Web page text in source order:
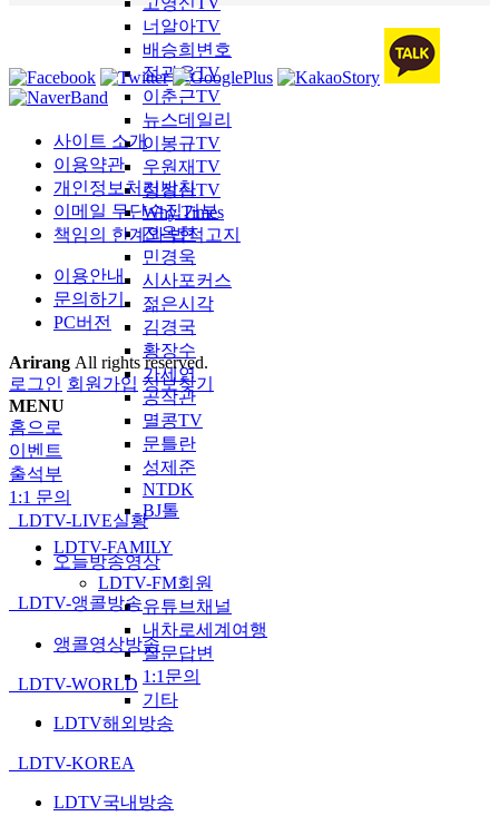
너알아TV
배승희변호
정광용TV
이춘근TV
뉴스데일리
이봉규TV
우원재TV
정성산TV
Why Times
전옥현
민경욱
시사포커스
젊은시각
김경국
황장수
가세연
공작관
멸콩TV
문틀란
성제준
NTDK
BJ톨
LDTV-FAMILY
LDTV-FM회원
유튜브채널
내차로세계여행
질문답변
1:1문의
기타
사이트 소개
이용약관
개인정보처리방침
이메일 무단수집거부
책임의 한계와 법적고지
이용안내
문의하기
PC버전
Arirang All rights reserved.
로그인 회원가입 정보찾기
MENU
홈으로
이벤트
출석부
1:1 문의
LDTV-LIVE실황
오늘방송영상
LDTV-앵콜방송
앵콜영상방송
LDTV-WORLD
LDTV해외방송
LDTV-KOREA
LDTV국내방송